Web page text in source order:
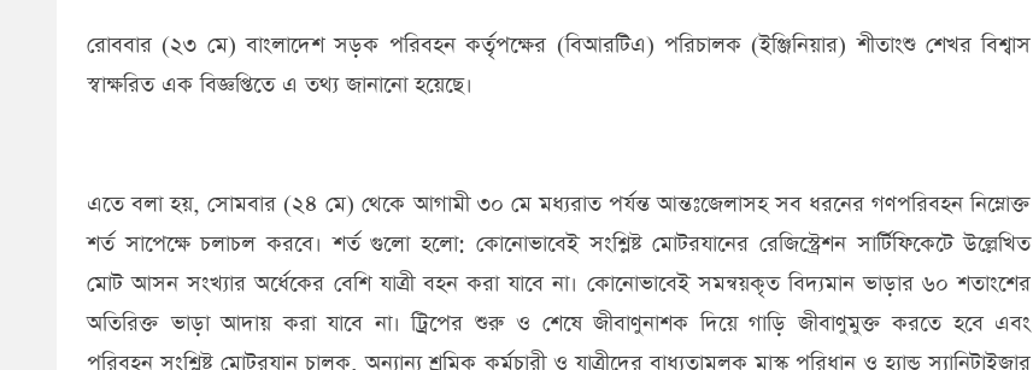
রোববার (২৩ মে) বাংলাদেশ সড়ক পরিবহন কর্তৃপক্ষের (বিআরটিএ) পরিচালক (ইঞ্জিনিয়ার) শীতাংশু শেখর বিশ্বাস
স্বাক্ষরিত এক বিজ্ঞপ্তিতে এ তথ্য জানানো হয়েছে।
এতে বলা হয়, সোমবার (২৪ মে) থেকে আগামী ৩০ মে মধ্যরাত পর্যন্ত আন্তঃজেলাসহ সব ধরনের গণপরিবহন নিম্নোক্ত
শর্ত সাপেক্ষে চলাচল করবে। শর্ত গুলো হলো: কোনোভাবেই সংশ্লিষ্ট মোটরযানের রেজিস্ট্রেশন সার্টিফিকেটে উল্লেখিত
মোট আসন সংখ্যার অর্ধেকের বেশি যাত্রী বহন করা যাবে না। কোনোভাবেই সমন্বয়কৃত বিদ্যমান ভাড়ার ৬০ শতাংশের
অতিরিক্ত ভাড়া আদায় করা যাবে না। ট্রিপের শুরু ও শেষে জীবাণুনাশক দিয়ে গাড়ি জীবাণুমুক্ত করতে হবে এবং
পরিবহন সংশ্লিষ্ট মোটরযান চালক, অন্যান্য শ্রমিক কর্মচারী ও যাত্রীদের বাধ্যতামূলক মাস্ক পরিধান ও হ্যান্ড স্যানিটাইজার